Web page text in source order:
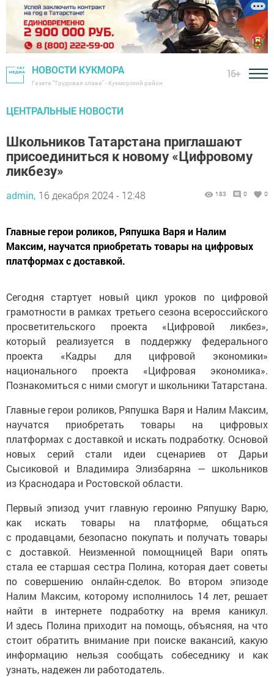
НОВОСТИ КУКМОРА
Газета "Трудовая слава" - Кукморский район
16+
ЦЕНТРАЛЬНЫЕ НОВОСТИ
Школьников Татарстана приглашают
присоединиться к новому «Цифровому
ликбезу»
admin, 16 декабря 2024 - 12:48 183 0 0
Главные герои роликов, Ряпушка Варя и Налим
Максим, научатся приобретать товары на цифровых
платформах с доставкой.
Сегодня стартует новый цикл уроков по цифровой
грамотности в рамках третьего сезона всероссийского
просветительского проекта «Цифровой ликбез»,
который реализуется в поддержку федерального
проекта «Кадры для цифровой экономики»
национального проекта «Цифровая экономика».
Познакомиться с ними смогут и школьники Татарстана.
Главные герои роликов, Ряпушка Варя и Налим Максим,
научатся приобретать товары на цифровых
платформах с доставкой и искать подработку. Основой
новых серий стали идеи сценариев от Дарьи
Сысиковой и Владимира Элизбаряна — школьников
из Краснодара и Ростовской области.
Первый эпизод учит главную героиню Ряпушку Варю,
как искать товары на платформе, общаться
с продавцами, безопасно покупать и получать товары
с доставкой. Неизменной помощницей Вари опять
стала ее старшая сестра Полина, которая дает советы
по совершению онлайн-сделок. Во втором эпизоде
Налим Максим, которому исполнилось 14 лет, решает
найти в интернете подработку на время каникул.
И здесь Полина приходит на помощь, объясняя, на что
стоит обратить внимание при поиске вакансий, какую
информацию нельзя сообщать собеседнику и как
узнать, надежен ли работодатель.